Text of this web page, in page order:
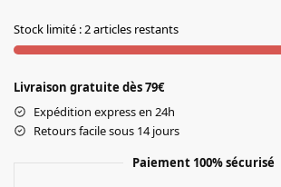
Stock limité : 2 articles restants
Livraison gratuite dès 79€
Expédition express en 24h
Retours facile sous 14 jours
Paiement 100% sécurisé